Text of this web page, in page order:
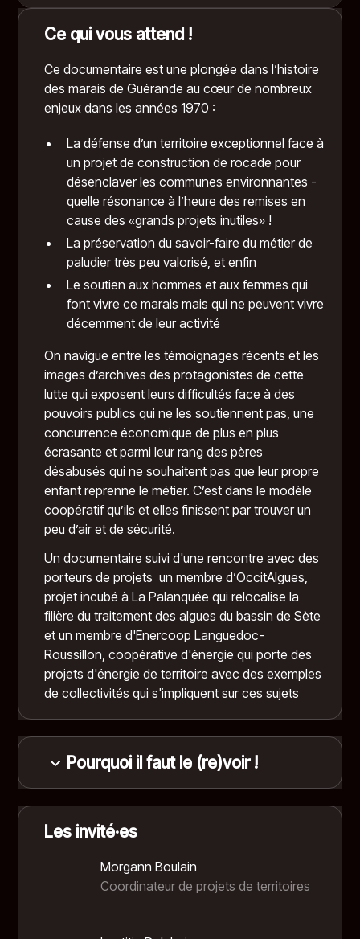
Ce qui vous attend !
Ce documentaire est une plongée dans l’histoire
des marais de Guérande au cœur de nombreux
enjeux dans les années 1970 :
La défense d’un territoire exceptionnel face à
un projet de construction de rocade pour
désenclaver les communes environnantes -
quelle résonance à l’heure des remises en
cause des «grands projets inutiles» !
La préservation du savoir-faire du métier de
paludier très peu valorisé, et enfin
Le soutien aux hommes et aux femmes qui
font vivre ce marais mais qui ne peuvent vivre
décemment de leur activité
On navigue entre les témoignages récents et les
images d’archives des protagonistes de cette
lutte qui exposent leurs difficultés face à des
pouvoirs publics qui ne les soutiennent pas, une
concurrence économique de plus en plus
écrasante et parmi leur rang des pères
désabusés qui ne souhaitent pas que leur propre
enfant reprenne le métier. C’est dans le modèle
coopératif qu’ils et elles finissent par trouver un
peu d’air et de sécurité.
Un documentaire suivi d'une rencontre avec des
porteurs de projets un membre d’OccitAlgues,
projet incubé à La Palanquée qui relocalise la
filière du traitement des algues du bassin de Sète
et un membre d'Enercoop Languedoc-
Roussillon, coopérative d'énergie qui porte des
projets d'énergie de territoire avec des exemples
de collectivités qui s'impliquent sur ces sujets
Pourquoi il faut le (re)voir !
mobilisés dans les années 1970-80 pour que les
du modernisme libéral.
Les invité·es
Morgann Boulain
Coordinateur de projets de territoires